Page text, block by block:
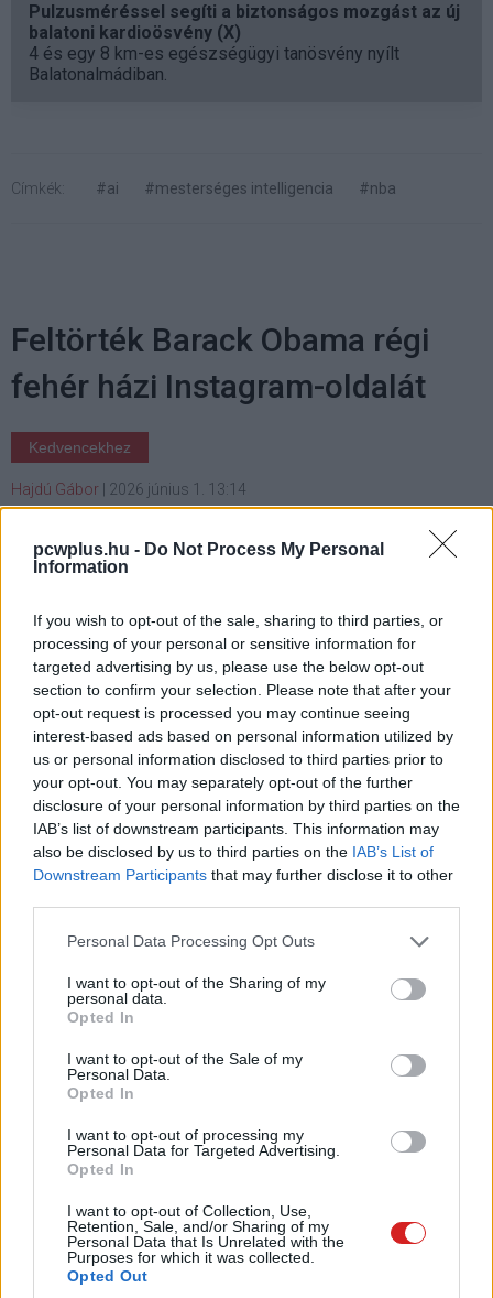
pcwplus.hu - Do Not Process My Personal
Information
If you wish to opt-out of the sale, sharing to third parties, or
processing of your personal or sensitive information for
targeted advertising by us, please use the below opt-out
section to confirm your selection. Please note that after your
opt-out request is processed you may continue seeing
interest-based ads based on personal information utilized by
us or personal information disclosed to third parties prior to
your opt-out. You may separately opt-out of the further
disclosure of your personal information by third parties on the
IAB’s list of downstream participants. This information may
also be disclosed by us to third parties on the IAB’s List of
Downstream Participants that may further disclose it to other
Please note that this website/app uses one or more Google
not limited to your visit or usage behaviour. You may click to
grant or deny consent to Google and its third-party tags to
use your data for below specified purposes in below Google
consent section.
Personal Data Processing Opt Outs
I want to opt-out of the Sharing of my
personal data.
Opted In
I want to opt-out of the Sale of my
Personal Data.
Opted In
I want to opt-out of processing my
Personal Data for Targeted Advertising.
Opted In
I want to opt-out of Collection, Use,
Retention, Sale, and/or Sharing of my
Personal Data that Is Unrelated with the
Purposes for which it was collected.
Opted Out
Pulzusméréssel segíti a biztonságos mozgást az új
balatoni kardioösvény (X)
4 és egy 8 km-es egészségügyi tanösvény nyílt
Balatonalmádiban.
Címkék: #ai #mesterséges intelligencia #nba
Feltörték Barack Obama régi
fehér házi Instagram-oldalát
Kedvencekhez
Hajdú Gábor 2026 június 1. 13:14
Arab nyelvű üzenet és új profilkép jelent meg a
Rövid időre feltörték Barack Obama régi, elnöki
időszakához kötődő Instagram-fiókját. Fontos
pontosítani, hogy nem a volt amerikai elnök személyes
oldaláról, hanem az @obamawhitehouse nevű, archivált
fehér házi fiókról van szó, amelyet több mint 2 millióan
követnek, és amelyen Obama elnökségének idejéből
származó bejegyzések láthatók.